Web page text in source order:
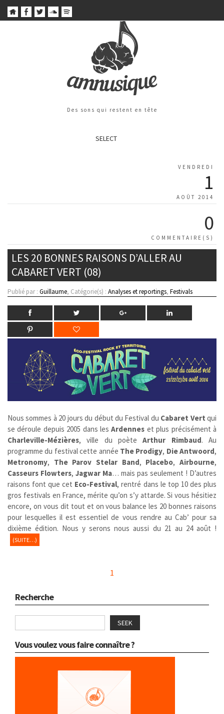
Des sons qui restent en tête
SELECT
VENDREDI
1
AOÛT 2014
0
COMMENTAIRE(S)
LES 20 BONNES RAISONS D’ALLER AU
CABARET VERT (08)
Publié par : Guillaume, Catégorie(s) : Analyses et reportings, Festivals
Nous sommes à 20 jours du début du Festival du Cabaret Vert qui
se déroule depuis 2005 dans lesArdennes et plus précisément à
Charleville-Mézières, ville du poèteArthur Rimbaud. Au
programme du festival cette année The Prodigy, Die Antwoord,
Metronomy, The Parov Stelar Band, Placebo,Airbourne,
Casseurs Flowters, Jagwar Ma… mais pas seulement ! D’autres
raisons font que cet Eco-Festival, rentré dans le top 10 des plus
gros festivals en France, mérite qu’on s’y attarde. Si vous hésitiez
encore, on vous dit tout et on vous balance les 20 bonnes raisons
pour lesquelles il est essentiel de vous rendre au Cab’ pour sa
dixième édition. Nous y serons nous aussi du 21 au 24 août !
(SUITE…)
1
Recherche
SEEK
Vous voulez vous faire connaître ?